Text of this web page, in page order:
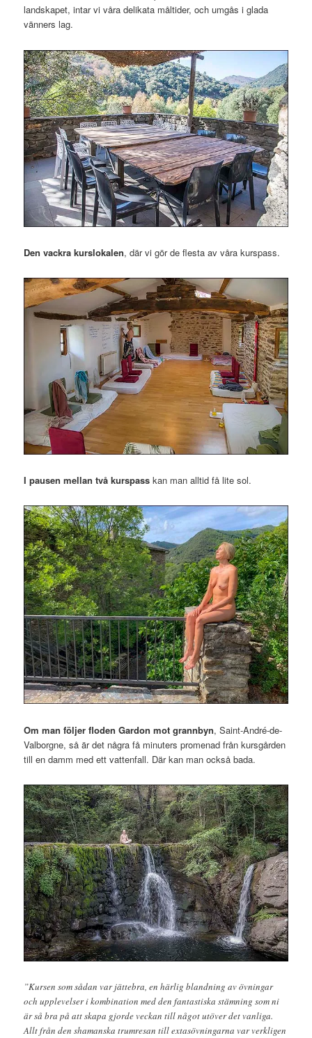
landskapet, intar vi våra delikata måltider, och umgås i glada
vänners lag.
Den vackra kurslokalen, där vi gör de flesta av våra kurspass.
I pausen mellan två kurspass kan man alltid få lite sol.
Om man följer floden Gardon mot grannbyn, Saint-André-de-
Valborgne, så är det några få minuters promenad från kursgården
till en damm med ett vattenfall. Där kan man också bada.
”Kursen som sådan var jättebra, en härlig blandning av övningar
och upplevelser i kombination med den fantastiska stämning som ni
är så bra på att skapa gjorde veckan till något utöver det vanliga.
Allt från den shamanska trumresan till extasövningarna var verkligen